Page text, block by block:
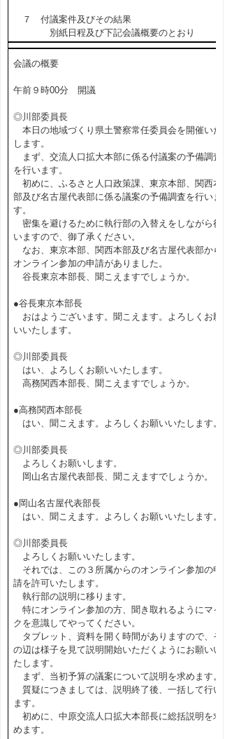
７ 付議案件及びその結果
別紙日程及び下記会議概要のとおり
会議の概要
午前９時00分 開議
◎川部委員長
本日の地域づくり県土警察常任委員会を開催いた
します。
まず、交流人口拡大本部に係る付議案の予備調査
を行います。
初めに、ふるさと人口政策課、東京本部、関西本
部及び名古屋代表部に係る議案の予備調査を行いま
す。
密集を避けるために執行部の入替えをしながら行
いますので、御了承ください。
なお、東京本部、関西本部及び名古屋代表部から
オンライン参加の申請がありました。
谷長東京本部長、聞こえますでしょうか。
●谷長東京本部長
おはようございます。聞こえます。よろしくお願
いいたします。
◎川部委員長
はい、よろしくお願いいたします。
高務関西本部長、聞こえますでしょうか。
●高務関西本部長
はい、聞こえます。よろしくお願いいたします。
◎川部委員長
よろしくお願いします。
岡山名古屋代表部長、聞こえますでしょうか。
●岡山名古屋代表部長
はい、聞こえます。よろしくお願いいたします。
◎川部委員長
よろしくお願いいたします。
それでは、この３所属からのオンライン参加の申
請を許可いたします。
執行部の説明に移ります。
特にオンライン参加の方、聞き取れるようにマイ
クを意識してやってください。
タブレット、資料を開く時間がありますので、そ
の辺は様子を見て説明開始いただくようにお願いい
たします。
まず、当初予算の議案について説明を求めます。
質疑につきましては、説明終了後、一括して行い
ます。
初めに、中原交流人口拡大本部長に総括説明を求
めます。